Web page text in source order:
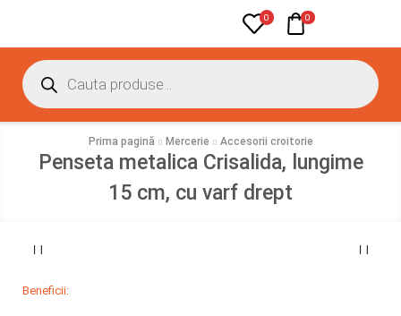
0 0
Prima pagină Mercerie Accesorii croitorie
Penseta metalica Crisalida, lungime
15 cm, cu varf drept
Beneficii: